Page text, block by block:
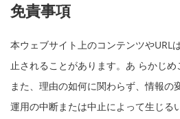
免責事項
本ウェブサイト上のコンテンツやURL
止されることがあります。あ らかじめ
また、理由の如何に関わらず、情報の
運用の中断または中止によって生じる